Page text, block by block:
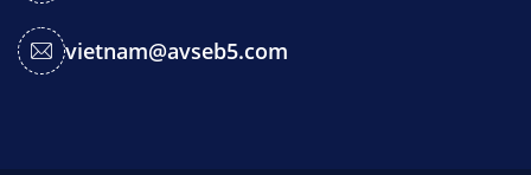
vietnam@avseb5.com